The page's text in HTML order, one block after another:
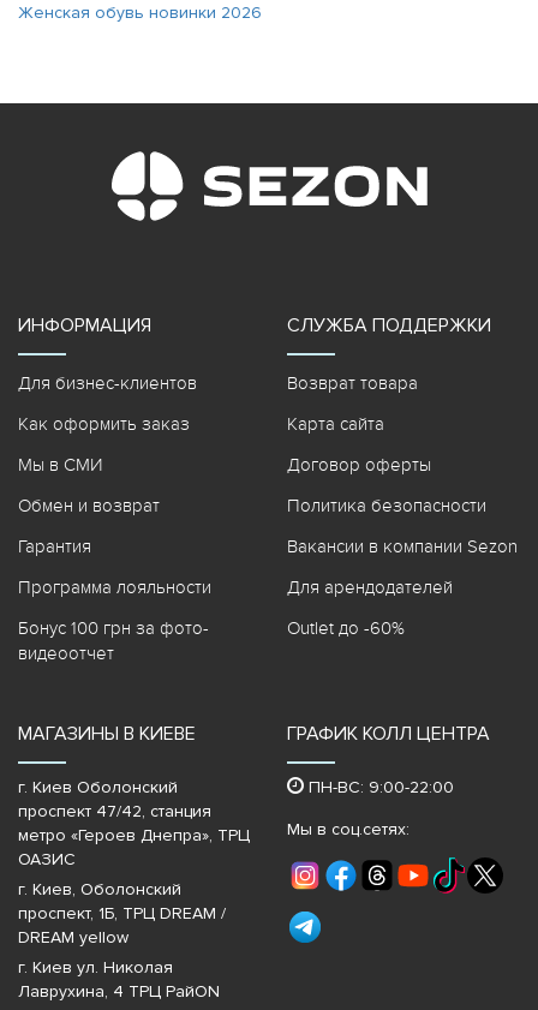
Женская обувь новинки 2026
ИНФОРМАЦИЯ
Для бизнес-клиентов
Как оформить заказ
Мы в СМИ
Обмен и возврат
Гарантия
Программа лояльности
Бонус 100 грн за фото-
видеоотчет
СЛУЖБА ПОДДЕРЖКИ
Возврат товара
Карта сайта
Договор оферты
Политика безопасности
Вакансии в компании Sezon
Для арендодателей
Outlet до -60%
МАГАЗИНЫ В КИЕВЕ
г. Киев Оболонский
проспект 47/42, станция
метро «Героев Днепра»‎, ТРЦ
ОАЗИС
г. Киев, Оболонский
проспект, 1Б, ТРЦ DREAM /
DREAM yellow
г. Киев ул. Николая
Лаврухина, 4 ТРЦ РайON
ГРАФИК КОЛЛ ЦЕНТРА
ПН-ВС: 9:00-22:00
Мы в соц.сетях: